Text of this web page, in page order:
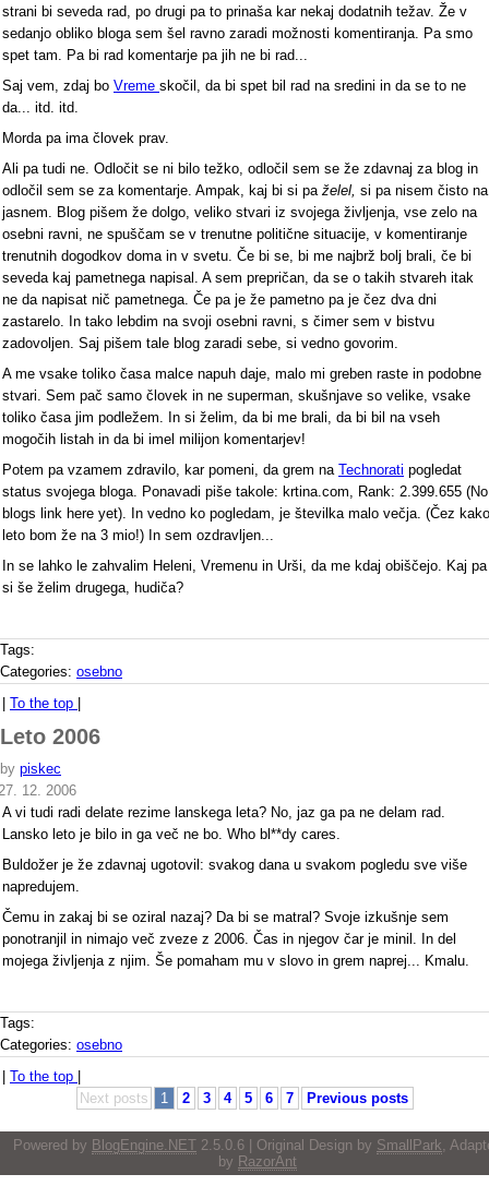
strani bi seveda rad, po drugi pa to prinaša kar nekaj dodatnih težav. Že v
sedanjo obliko bloga sem šel ravno zaradi možnosti komentiranja. Pa smo
spet tam. Pa bi rad komentarje pa jih ne bi rad...
Saj vem, zdaj bo Vreme skočil, da bi spet bil rad na sredini in da se to ne
da... itd. itd.
Morda pa ima človek prav.
Ali pa tudi ne. Odločit se ni bilo težko, odločil sem se že zdavnaj za blog in
odločil sem se za komentarje. Ampak, kaj bi si pa želel, si pa nisem čisto na
jasnem. Blog pišem že dolgo, veliko stvari iz svojega življenja, vse zelo na
osebni ravni, ne spuščam se v trenutne politične situacije, v komentiranje
trenutnih dogodkov doma in v svetu. Če bi se, bi me najbrž bolj brali, če bi
seveda kaj pametnega napisal. A sem prepričan, da se o takih stvareh itak
ne da napisat nič pametnega. Če pa je že pametno pa je čez dva dni
zastarelo. In tako lebdim na svoji osebni ravni, s čimer sem v bistvu
zadovoljen. Saj pišem tale blog zaradi sebe, si vedno govorim.
A me vsake toliko časa malce napuh daje, malo mi greben raste in podobne
stvari. Sem pač samo človek in ne superman, skušnjave so velike, vsake
toliko časa jim podležem. In si želim, da bi me brali, da bi bil na vseh
mogočih listah in da bi imel milijon komentarjev!
Potem pa vzamem zdravilo, kar pomeni, da grem na Technorati pogledat
status svojega bloga. Ponavadi piše takole: krtina.com, Rank: 2.399.655 (No
blogs link here yet). In vedno ko pogledam, je številka malo večja. (Čez kako
leto bom že na 3 mio!) In sem ozdravljen...
In se lahko le zahvalim Heleni, Vremenu in Urši, da me kdaj obiščejo. Kaj pa
si še želim drugega, hudiča?
Tags:
Categories: osebno
To the top
Leto 2006
by piskec
12. 2006
A vi tudi radi delate rezime lanskega leta? No, jaz ga pa ne delam rad.
Lansko leto je bilo in ga več ne bo. Who bl**dy cares.
Buldožer je že zdavnaj ugotovil: svakog dana u svakom pogledu sve više
napredujem.
Čemu in zakaj bi se oziral nazaj? Da bi se matral? Svoje izkušnje sem
ponotranjil in nimajo več zveze z 2006. Čas in njegov čar je minil. In del
mojega življenja z njim. Še pomaham mu v slovo in grem naprej... Kmalu.
Tags:
Categories: osebno
To the top
Next posts
1 2 3 4 5 6 7 Previous posts
Powered by BlogEngine.NET 2.5.0.6 | Original Design by SmallPark ,
by RazorAnt